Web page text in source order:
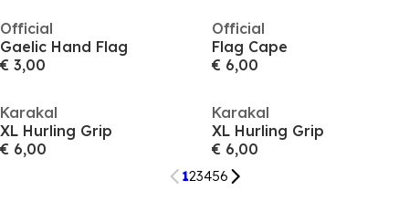
Official
Gaelic Hand Flag
€ 3,00
Official
Flag Cape
€ 6,00
Karakal
XL Hurling Grip
€ 6,00
Karakal
XL Hurling Grip
€ 6,00
123456